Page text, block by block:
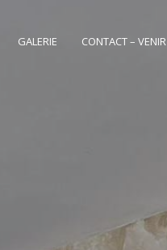
GALERIE CONTACT – VENIR